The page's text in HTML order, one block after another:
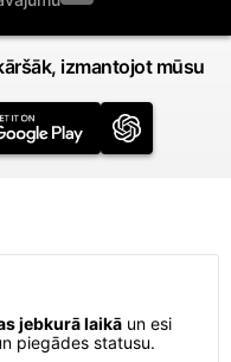
izmantojot mūsu
jebkurā laikā un esi
piegādes statusu.